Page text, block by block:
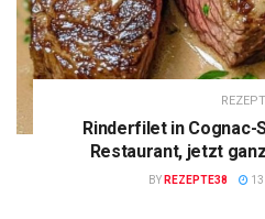
Rinderfilet in Cognac-
Restaurant, jetzt
BY REZEPTE38